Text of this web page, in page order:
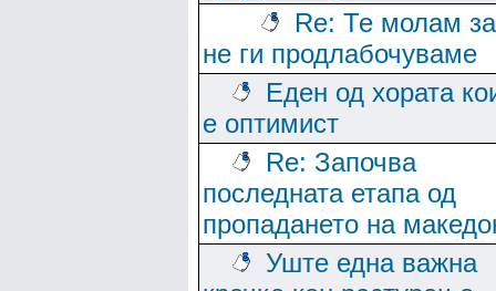
Re: Те молам
не ги продлабочуваме
Еден од хората
е оптимист
Re: Започва
последната етапа од
пропадането на
Уште една важна